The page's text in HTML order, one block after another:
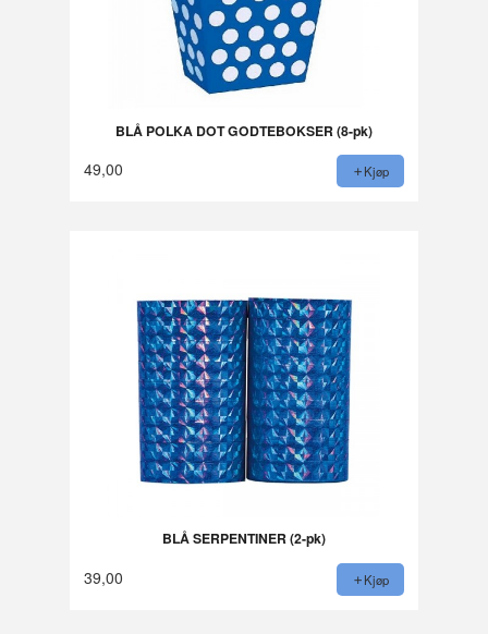
BLÅ POLKA DOT GODTEBOKSER (8-pk)
49,00 Kjøp
BLÅ SERPENTINER (2-pk)
39,00 Kjøp